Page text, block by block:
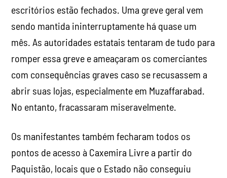
escritórios estão fechados. Uma greve geral vem
sendo mantida ininterruptamente há quase um
mês. As autoridades estatais tentaram de tudo para
romper essa greve e ameaçaram os comerciantes
com consequências graves caso se recusassem a
abrir suas lojas, especialmente em Muzaffarabad.
No entanto, fracassaram miseravelmente.
Os manifestantes também fecharam todos os
pontos de acesso à Caxemira Livre a partir do
Paquistão, locais que o Estado não conseguiu